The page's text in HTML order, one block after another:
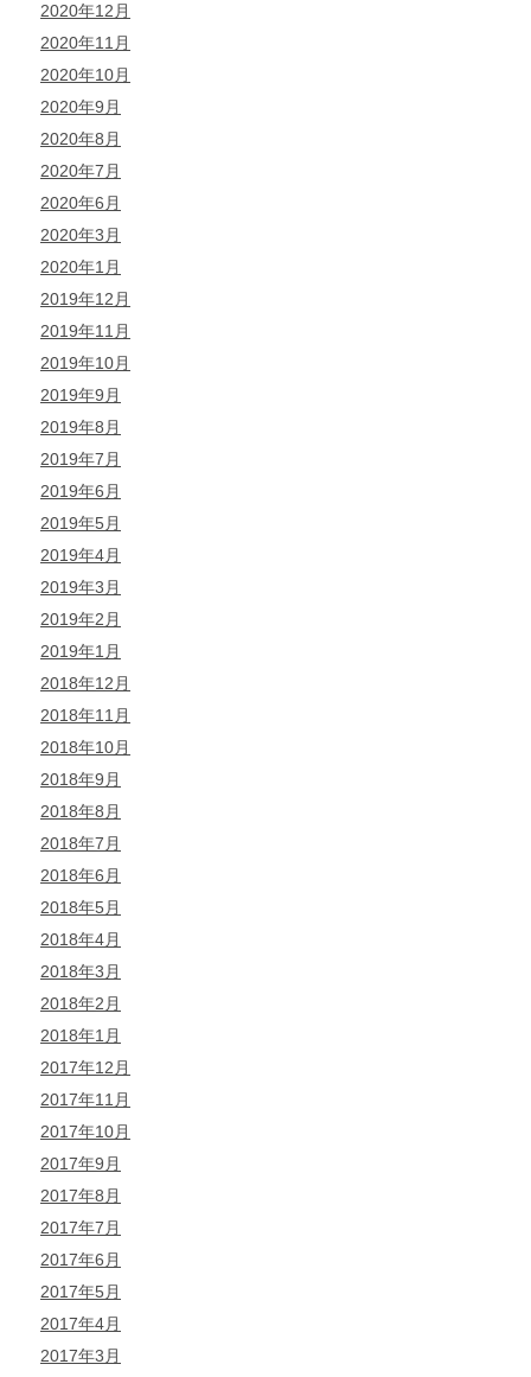
2020年12月
2020年11月
2020年10月
2020年9月
2020年8月
2020年7月
2020年6月
2020年3月
2020年1月
2019年12月
2019年11月
2019年10月
2019年9月
2019年8月
2019年7月
2019年6月
2019年5月
2019年4月
2019年3月
2019年2月
2019年1月
2018年12月
2018年11月
2018年10月
2018年9月
2018年8月
2018年7月
2018年6月
2018年5月
2018年4月
2018年3月
2018年2月
2018年1月
2017年12月
2017年11月
2017年10月
2017年9月
2017年8月
2017年7月
2017年6月
2017年5月
2017年4月
2017年3月